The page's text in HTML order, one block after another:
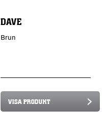
DAVE
Brun
VISA PRODUKT